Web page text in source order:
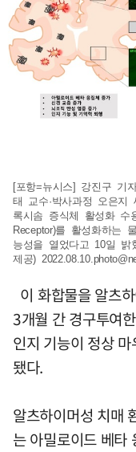
[포항=뉴시스] 강진구 기
태 교수·박사과정 오은지
록시솜 증식체 활성화 수
Receptor)를 활성화하는
능성을 열었다고 10일 밝
제공)
이 화합물을 알츠
3개월 간 경구투여
인지 기능이 정상
됐다.
알츠하이머성 치매
는 아밀로이드 베타